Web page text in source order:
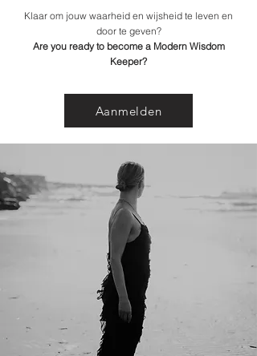
Klaar om jouw waarheid en wijsheid te leven en
door te geven?
Are you ready to become a Modern Wisdom
Keeper?
Aanmelden